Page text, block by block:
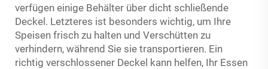
verfügen einige Behälter über dicht schließende
Deckel. Letzteres ist besonders wichtig, um Ihre
Speisen frisch zu halten und Verschütten zu
verhindern, während Sie sie transportieren. Ein
richtig verschlossener Deckel kann helfen, Ihr Essen